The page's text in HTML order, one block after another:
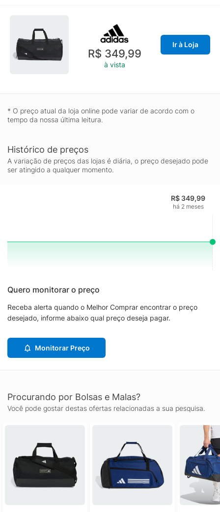
R$ 349,99
à vista
Ir à Loja
* O preço atual da loja online pode variar de acordo com o
tempo da nossa última leitura.
Histórico de preços
A variação de preços das lojas é diária, o preço desejado pode
ser atingido a qualquer momento.
R$ 349,99
há 2 meses
Quero monitorar o preço
Receba alerta quando o Melhor Comprar encontrar o preço
desejado, informe abaixo qual preço deseja pagar.
Monitorar Preço
Procurando por Bolsas e Malas?
Você pode gostar destas ofertas relacionadas a sua pesquisa.